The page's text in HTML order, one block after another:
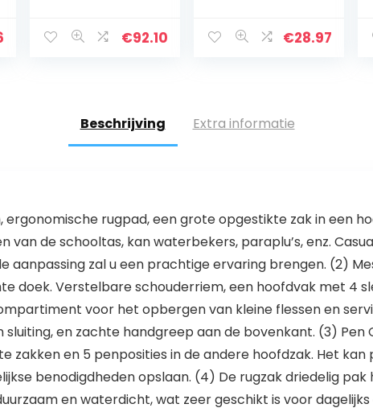
€92.10
Casual Daypack
€28.97
Beschrijving Extra informatie
ergonomische rugpad, een grote opgestikte zak in een
van de schooltas, kan waterbekers, paraplu’s, enz.
zal u een prachtige ervaring brengen. (2)
doek. Verstelbare schouderriem, een hoofdvak met 4
voor het opbergen van kleine flessen en
en zachte handgreep aan de bovenkant. (3) Pen
zakken en 5 penposities in de andere hoofdzak. Het
benodigdheden opslaan. (4) De rugzak driedelig
en waterdicht, wat zeer geschikt is voor dagelijks